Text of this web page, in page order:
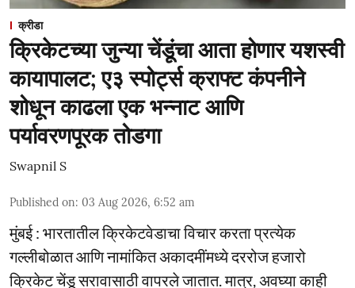
क्रीडा
क्रिकेटच्या जुन्या चेंडूंचा आता होणार यशस्वी
कायापालट; ए३ स्पोर्ट्स क्राफ्ट कंपनीने
शोधून काढला एक भन्नाट आणि
पर्यावरणपूरक तोडगा
Swapnil S
Published on: 03 Aug 2026, 6:52 am
मुंबई : भारतातील क्रिकेटवेडाचा विचार करता प्रत्येक
गल्लीबोळात आणि नामांकित अकादमींमध्ये दररोज हजारो
क्रिकेट चेंडू सरावासाठी वापरले जातात. मात्र, अवघ्या काही